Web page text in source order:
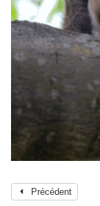
Précédent